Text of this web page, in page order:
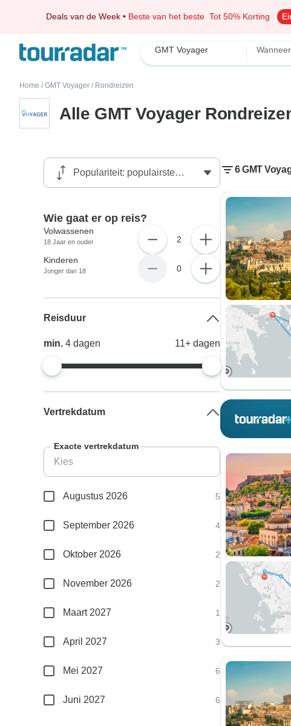
Deals van de Week • Beste van het beste Tot 50% Korting
GMT Voyager
Home / GMT Voyager / Rondreizen
Alle GMT Voyager
6 GMT
Wie gaat er op reis?
Volwassenen
18 Jaar en ouder 2
Kinderen
Jonger dan 18 0
Reisduur
min.4dagen 11+ dagen
Vertrekdatum
Exacte vertrekdatum
Augustus 2026 5
September 2026 4
Oktober 2026 2
November 2026 2
Maart 2027 1
April 2027 3
Mei 2027 6
Juni 2027 6